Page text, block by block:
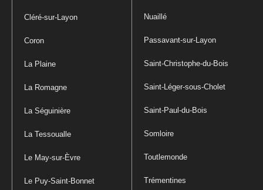
Cléré-sur-Layon
Coron
La Plaine
La Romagne
La Séguinière
La Tessoualle
Le May-sur-Èvre
Le Puy-Saint-Bonnet
Nuaillé
Passavant-sur-Layon
Saint-Christophe-du-Bois
Saint-Léger-sous-Cholet
Saint-Paul-du-Bois
Somloire
Toutlemonde
Trémentines